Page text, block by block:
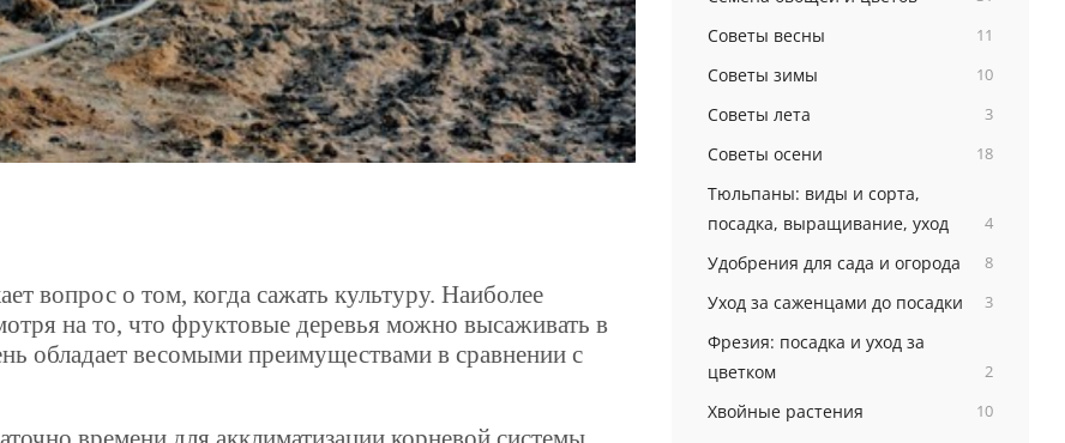
вопрос о том, когда сажать культуру. Наиболее
на то, что фруктовые деревья можно высаживать в
обладает весомыми преимуществами в сравнении с
Советы весны 11
Советы зимы 10
Советы лета 3
Советы осени 18
Тюльпаны: виды и сорта,
посадка, выращивание, уход
4
Удобрения для сада и огорода 8
Уход за саженцами до посадки 3
Фрезия: посадка и уход за
цветком
2
Хвойные растения 10